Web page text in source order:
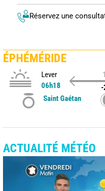
Réservez une
ÉPHÉMÉRIDE
Lever
06h18
-
Saint Gaétan
ACTUALITÉ MÉTÉO